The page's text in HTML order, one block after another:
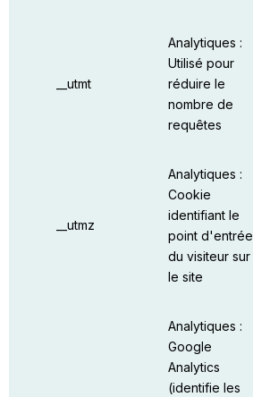
__utmt
Analytiques :
Utilisé pour
réduire le
nombre de
requêtes
__utmz
Analytiques :
Cookie
identifiant le
point d'entrée
du visiteur sur
le site
Analytiques :
Google
Analytics
(identifie les